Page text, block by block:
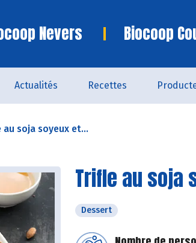
Nevers Biocoop
Actualités Recettes
au soja soyeux et...
Trifle au soja
Dessert